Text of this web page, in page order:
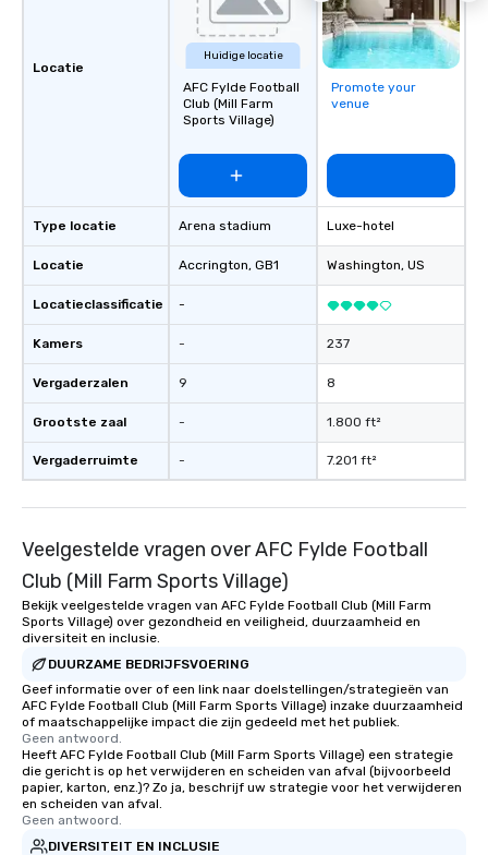
Locatie
Type locatie
Locatie
Locatieclassificatie
Kamers
Vergaderzalen
Grootste zaal
Vergaderruimte
Huidige locatie
AFC Fylde Football
Club (Mill Farm
Sports Village)
Arena stadium
Accrington, GB1
-
-
9
-
-
Promote your
venue
Luxe-hotel
Washington, US
237
8
1.800 ft²
7.201 ft²
Veelgestelde vragen over AFC Fylde Football
Club (Mill Farm Sports Village)
Bekijk veelgestelde vragen van AFC Fylde Football Club (Mill Farm
Sports Village) over gezondheid en veiligheid, duurzaamheid en
diversiteit en inclusie.
DUURZAME BEDRIJFSVOERING
Geef informatie over of een link naar doelstellingen/strategieën van
AFC Fylde Football Club (Mill Farm Sports Village) inzake duurzaamheid
of maatschappelijke impact die zijn gedeeld met het publiek.
Geen antwoord.
Heeft AFC Fylde Football Club (Mill Farm Sports Village) een strategie
die gericht is op het verwijderen en scheiden van afval (bijvoorbeeld
papier, karton, enz.)? Zo ja, beschrijf uw strategie voor het verwijderen
en scheiden van afval.
Geen antwoord.
DIVERSITEIT EN INCLUSIE